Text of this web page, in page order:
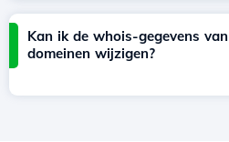
Kan ik de whois-gegevens
domeinen wijzigen?